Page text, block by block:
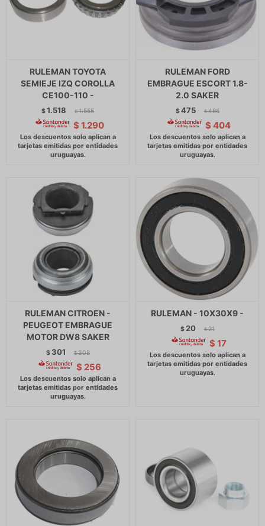
RULEMAN TOYOTA
SEMIEJE IZQ COROLLA
CE100-110 -
$1.518 $ 1.555
$ 1.290
RULEMAN FORD
EMBRAGUE ESCORT 1.8-
2.0 SAKER
$475 $ 486
$ 404
RULEMAN CITROEN -
PEUGEOT EMBRAGUE
MOTOR DW8 SAKER
$ 301 $ 308
$ 256
RULEMAN - 10X30X9 -
$ 20 $ 21
$ 17